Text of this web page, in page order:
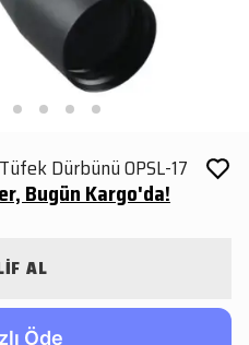
Dürbünü OPSL-17
Bugün Kargo'da!
AL